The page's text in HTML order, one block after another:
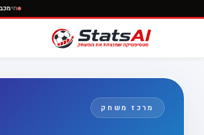
מרכז משחק